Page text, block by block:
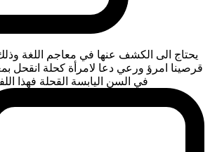
يحتاج الى الكشف عنها في معاجم اللغة وذلك
قرصينا امرؤ ورعي دعا لامرأة كحلة انقحل
في السن اليابسة القحلة فهذا